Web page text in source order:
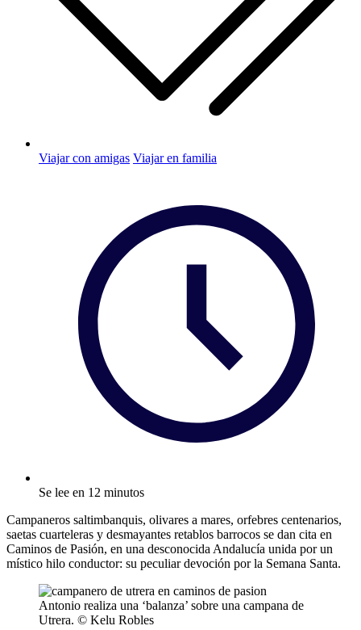
Viajar con amigas Viajar en familia
Se lee en 12 minutos
Campaneros saltimbanquis, olivares a mares, orfebres centenarios,
saetas cuarteleras y desmayantes retablos barrocos se dan cita en
Caminos de Pasión, en una desconocida Andalucía unida por un
místico hilo conductor: su peculiar devoción por la Semana Santa.
Antonio realiza una ‘balanza’ sobre una campana de
Utrera. © Kelu Robles